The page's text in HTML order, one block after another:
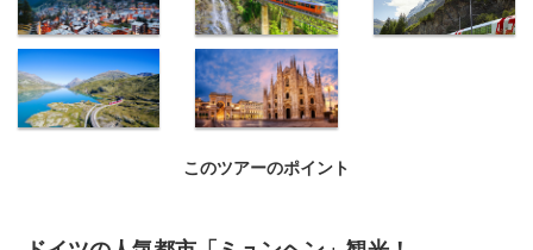
グリンデルワ
ルト
ユングフラウ
鉄道
グリンデルワ
ルト フィル
ツェルマット
ゴルナーグラ
ート登山鉄道
このツアーのポイント